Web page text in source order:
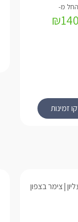
צימר בצפון